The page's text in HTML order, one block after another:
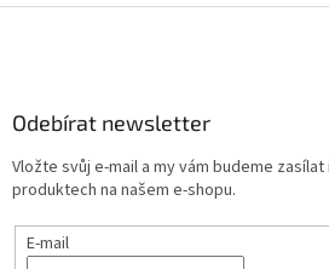
Odebírat newsletter
Vložte svůj e-mail a my vám budeme
produktech na našem e-shopu.
E-mail